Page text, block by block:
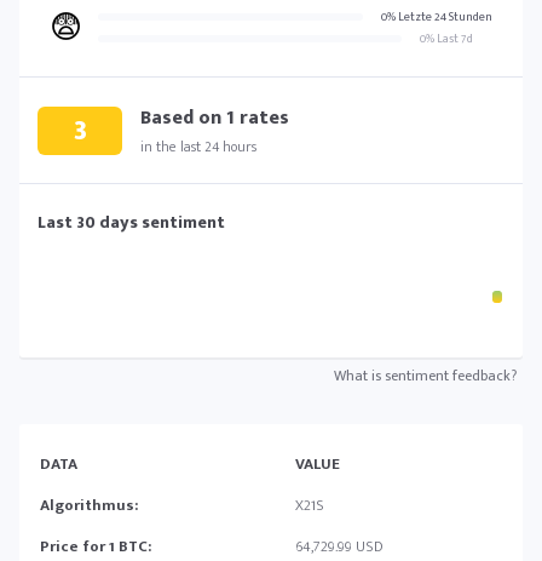
😨
0% Letzte 24 Stunden
0% Last 7d
3 Based on1 rates
in the last 24 hours
Last 30 days sentiment
What is sentiment feedback?
DATA
VALUE
Algorithmus:
X21S
Price for 1 BTC:
64,729.99 USD